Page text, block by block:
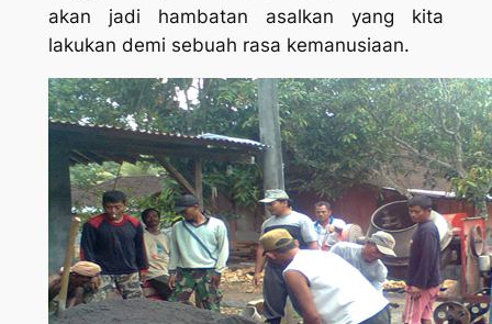
akan jadi hambatan asalkan yang kita
lakukan demi sebuah rasa kemanusiaan.